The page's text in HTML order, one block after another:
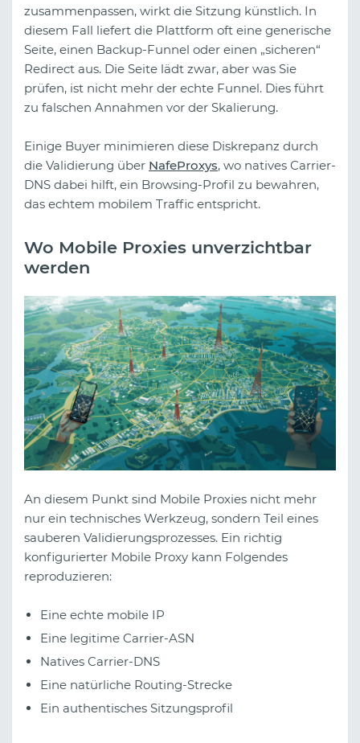
zusammenpassen, wirkt die Sitzung künstlich. In
diesem Fall liefert die Plattform oft eine generische
Seite, einen Backup-Funnel oder einen „sicheren“
Redirect aus. Die Seite lädt zwar, aber was Sie
prüfen, ist nicht mehr der echte Funnel. Dies führt
zu falschen Annahmen vor der Skalierung.
Einige Buyer minimieren diese Diskrepanz durch
die Validierung über NafeProxys, wo natives Carrier-
DNS dabei hilft, ein Browsing-Profil zu bewahren,
das echtem mobilem Traffic entspricht.
Wo Mobile Proxies unverzichtbar
werden
An diesem Punkt sind Mobile Proxies nicht mehr
nur ein technisches Werkzeug, sondern Teil eines
sauberen Validierungsprozesses. Ein richtig
konfigurierter Mobile Proxy kann Folgendes
reproduzieren:
Eine echte mobile IP
Eine legitime Carrier-ASN
Natives Carrier-DNS
Eine natürliche Routing-Strecke
Ein authentisches Sitzungsprofil